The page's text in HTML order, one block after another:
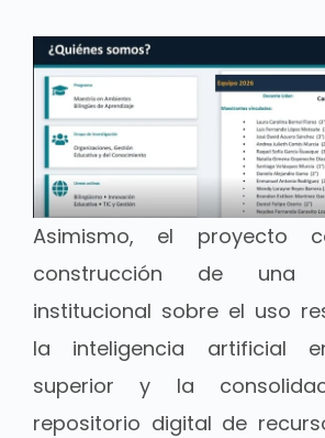
Asimismo, el proyecto
construcción de una
institucional sobre el uso
la inteligencia artificial
superior y la
repositorio digital de